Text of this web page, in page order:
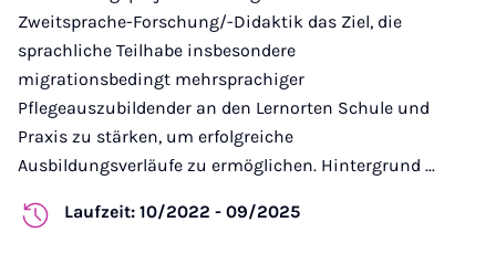
Zweitsprache-Forschung/-Didaktik das Ziel, die
sprachliche Teilhabe insbesondere
migrationsbedingt mehrsprachiger
Pflegeauszubildender an den Lernorten Schule und
Praxis zu stärken, um erfolgreiche
Ausbildungsverläufe zu ermöglichen. Hintergrund ...
Laufzeit: 10/2022 - 09/2025